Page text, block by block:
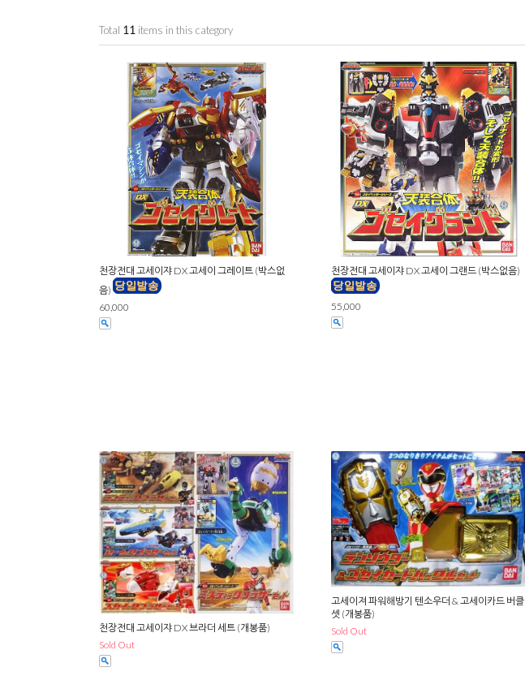
Total 11 items in this category
천장전대 고세이쟈 DX 고세이 그레이트 (박스없
음)
60,000
천장전대 고세이쟈 DX 고세이 그랜드 (박스없음)
55,000
천장전대 고세이쟈 DX 브라더 세트 (개봉품)
Sold Out
고세이져 파워해방기 텐소우더 & 고세이카드 버클
셋 (개봉품)
Sold Out